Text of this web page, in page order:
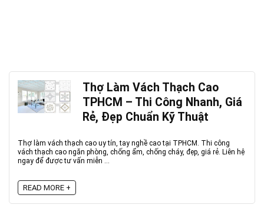
Thợ Làm Vách Thạch Cao
TPHCM – Thi Công Nhanh, Giá
Rẻ, Đẹp Chuẩn Kỹ Thuật
Thợ làm vách thạch cao uy tín, tay nghề cao tại TPHCM. Thi công
vách thạch cao ngăn phòng, chống ẩm, chống cháy, đẹp, giá rẻ. Liên hệ
ngay để được tư vấn miễn ...
READ MORE +